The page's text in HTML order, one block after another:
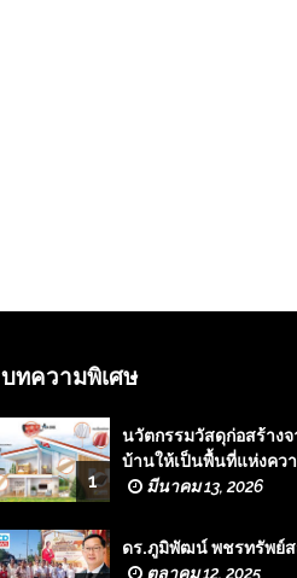
บทความพิเศษ
1
นวัตกรรมวัสดุก่อสร้างจ
บ้านให้เป็นพื้นที่แห่งคว
มีนาคม 13, 2026
ดร.ภูมิพัฒน์ พชรทรัพย์
ตุลาคม 12, 2025